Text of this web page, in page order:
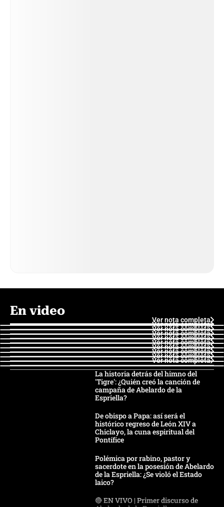
En video
Ver nota completa
Ver nota completa
Ver nota completa
Ver nota completa
Ver nota completa
Ver nota completa
Ver nota completa
Ver nota completa
Ver nota completa
Ver nota completa
La historia detrás del himno del
'Tigre': ¿Quién creó la canción de
campaña de Abelardo de la
Espriella?
De obispo a Papa: así será el
histórico regreso de León XIV a
Chiclayo, la cuna espiritual del
Pontífice
Polémica por rabino, pastor y
sacerdote en la posesión de Abelardo
de la Espriella: ¿Se violó el Estado
laico?
🔴 EN VIVO | Primer discurso de